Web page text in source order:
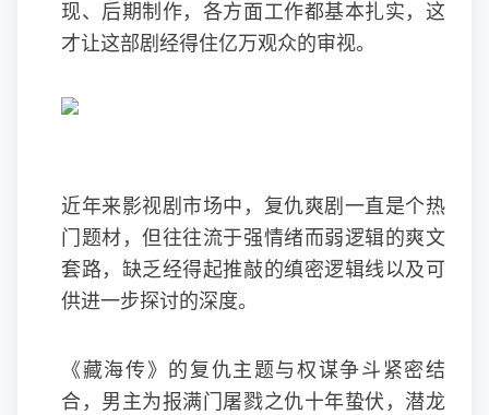
现、后期制作，各方面工作都基本扎实，这
才让这部剧经得住亿万观众的审视。
近年来影视剧市场中，复仇爽剧一直是个热
门题材，但往往流于强情绪而弱逻辑的爽文
套路，缺乏经得起推敲的缜密逻辑线以及可
供进一步探讨的深度。
《藏海传》的复仇主题与权谋争斗紧密结
合，男主为报满门屠戮之仇十年蛰伏，潜龙